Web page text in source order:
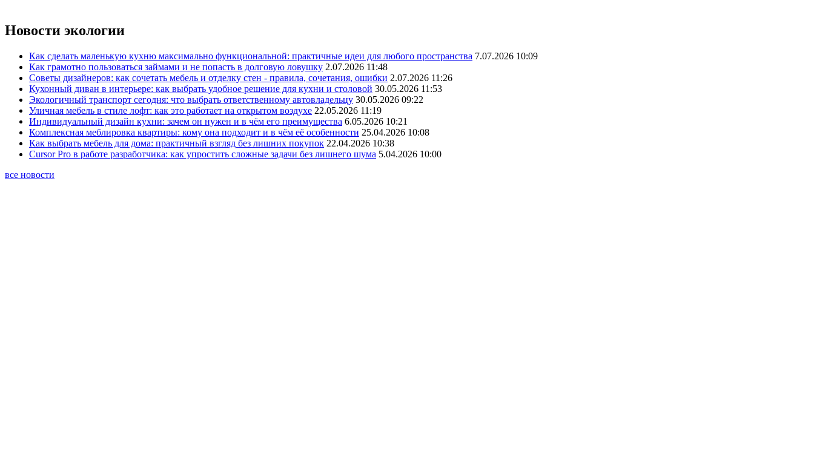
Новости экологии
Как сделать маленькую кухню максимально функциональной: практичные идеи для любого пространства 7.07.2026 10:09
Как грамотно пользоваться займами и не попасть в долговую ловушку 2.07.2026 11:48
Советы дизайнеров: как сочетать мебель и отделку стен - правила, сочетания, ошибки 2.07.2026 11:26
Кухонный диван в интерьере: как выбрать удобное решение для кухни и столовой 30.05.2026 11:53
Экологичный транспорт сегодня: что выбрать ответственному автовладельцу 30.05.2026 09:22
Уличная мебель в стиле лофт: как это работает на открытом воздухе 22.05.2026 11:19
Индивидуальный дизайн кухни: зачем он нужен и в чём его преимущества 6.05.2026 10:21
Комплексная меблировка квартиры: кому она подходит и в чём её особенности 25.04.2026 10:08
Как выбрать мебель для дома: практичный взгляд без лишних покупок 22.04.2026 10:38
Cursor Pro в работе разработчика: как упростить сложные задачи без лишнего шума 5.04.2026 10:00
все новости